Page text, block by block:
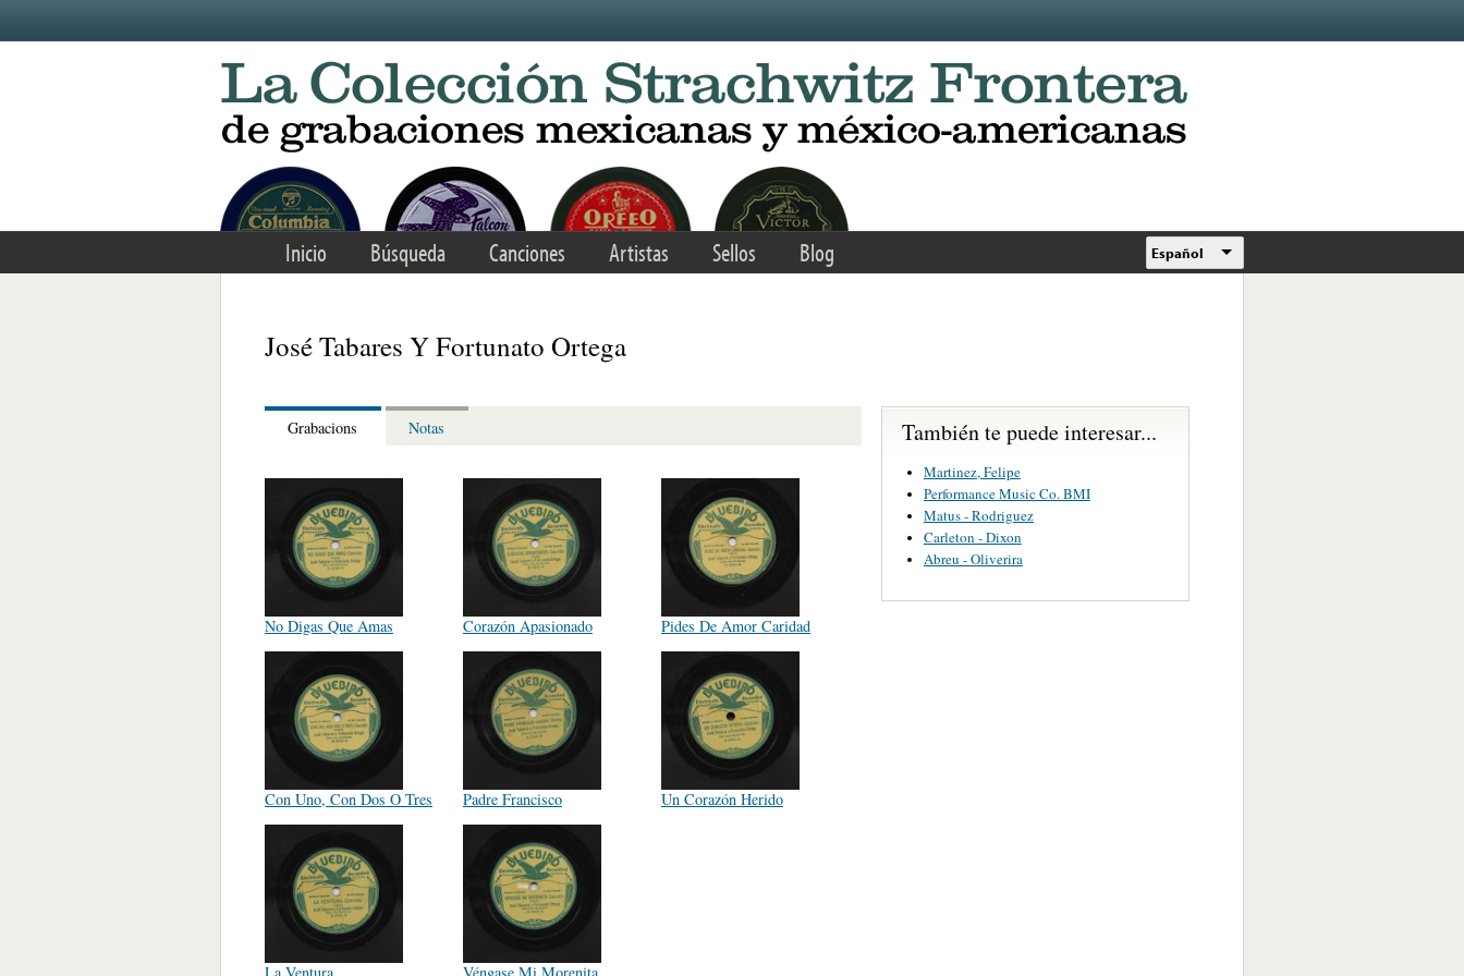
Inicio Búsqueda Canciones Artistas Sellos Blog Español
José Tabares Y Fortunato Ortega
Grabacions Notas
No Digas Que Amas Corazón Apasionado Pides De Amor Caridad
Con Uno, Con Dos O Tres Padre Francisco Un Corazón Herido
También te puede interesar...
Martinez, Felipe
Performance Music Co. BMI
Matus - Rodriguez
Carleton - Dixon
Abreu - Oliverira